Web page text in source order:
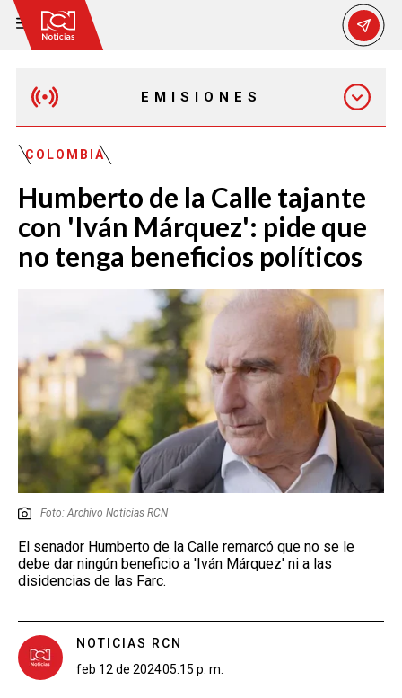
EMISIONES
EMISIÓN 7:00 PM
COLOMBIA
Humberto de la Calle tajante
con 'Iván Márquez': pide que
no tenga beneficios políticos
Foto: Archivo Noticias RCN
El senador Humberto de la Calle remarcó que no se le
debe dar ningún beneficio a 'Iván Márquez' ni a las
disidencias de las Farc.
NOTICIAS RCN
feb 12 de 202405:15 p. m.